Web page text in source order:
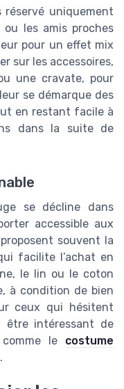
réservé uniquement
ou les amis proches
pour un effet mix
sur les accessoires,
une cravate, pour
se démarque des
en restant facile à
dans la suite de
se décline dans
accessible aux
souvent la
facilite l’achat en
le lin ou le coton
à condition de bien
ceux qui hésitent
être intéressant de
comme le costume
.